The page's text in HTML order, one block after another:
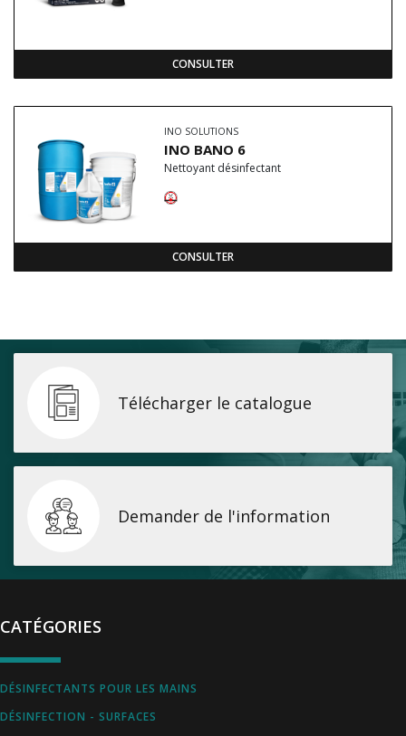
CONSULTER
INO SOLUTIONS
INO BANO 6
Nettoyant désinfectant
CONSULTER
Télécharger le catalogue
Demander de l'information
CATÉGORIES
DÉSINFECTANTS POUR LES MAINS
DÉSINFECTION - SURFACES